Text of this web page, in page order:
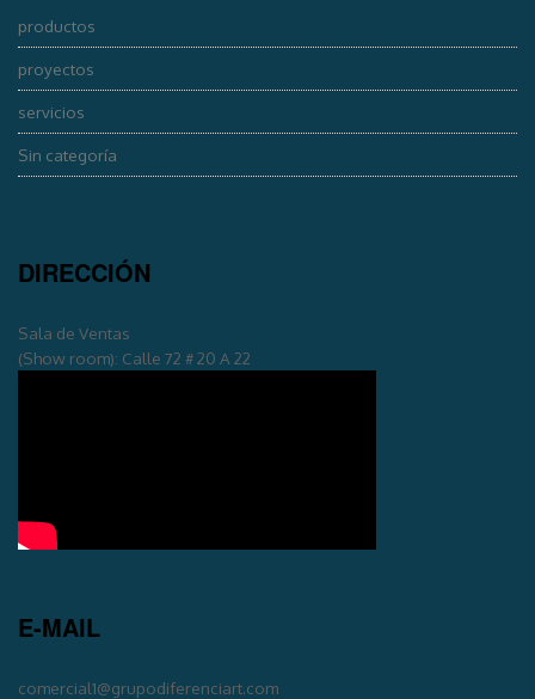
productos
proyectos
servicios
Sin categoría
DIRECCIÓN
Sala de Ventas
(Show room): Calle 72 # 20 A 22
E-MAIL
comercial1@grupodiferenciart.com